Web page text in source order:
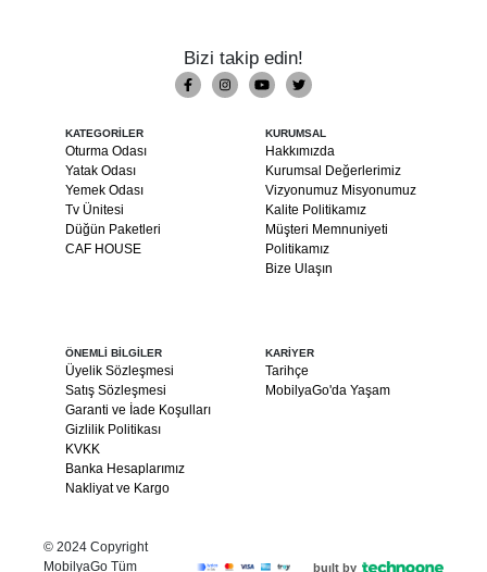
Bizi takip edin!
KATEGORİLER
Oturma Odası
Yatak Odası
Yemek Odası
Tv Ünitesi
Düğün Paketleri
CAF HOUSE
KURUMSAL
Hakkımızda
Kurumsal Değerlerimiz
Vizyonumuz Misyonumuz
Kalite Politikamız
Müşteri Memnuniyeti
Politikamız
Bize Ulaşın
ÖNEMLİ BİLGİLER
Üyelik Sözleşmesi
Satış Sözleşmesi
Garanti ve İade Koşulları
Gizlilik Politikası
KVKK
Banka Hesaplarımız
Nakliyat ve Kargo
KARİYER
Tarihçe
MobilyaGo'da Yaşam
© 2024 Copyright
MobilyaGo Tüm
built by